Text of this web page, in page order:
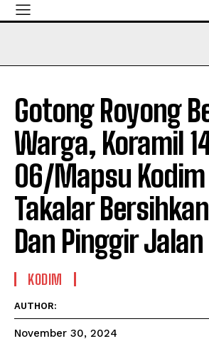
Gotong Royong
Warga, Koramil
06/Mapsu Kodim
Takalar
Dan Pinggir Jalan
KODIM
AUTHOR:
November 30, 2024